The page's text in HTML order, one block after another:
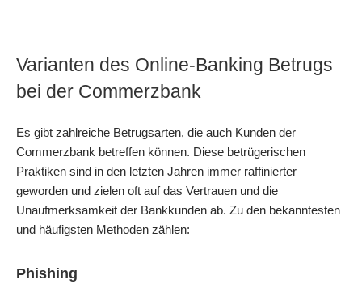
Varianten des Online-Banking Betrugs
bei der Commerzbank
Es gibt zahlreiche Betrugsarten, die auch Kunden der
Commerzbank betreffen können. Diese betrügerischen
Praktiken sind in den letzten Jahren immer raffinierter
geworden und zielen oft auf das Vertrauen und die
Unaufmerksamkeit der Bankkunden ab. Zu den bekanntesten
und häufigsten Methoden zählen:
Phishing